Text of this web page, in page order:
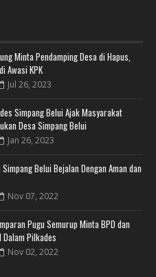
Minta Pendamping Desa di Hapus,
Awasi KPK
Jul 26, 2023
Simpang Belui Ajak Masyarakat
Desa Simpang Belui
Jan 26, 2023
Belui Bejalan Dengan Aman dan
Nov 07, 2022
Pugu Semurup Minta BPD dan
Pilkades
Nov 02, 2022